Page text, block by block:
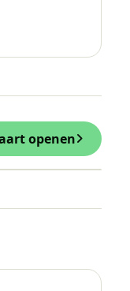
openen
Schoonoord “De